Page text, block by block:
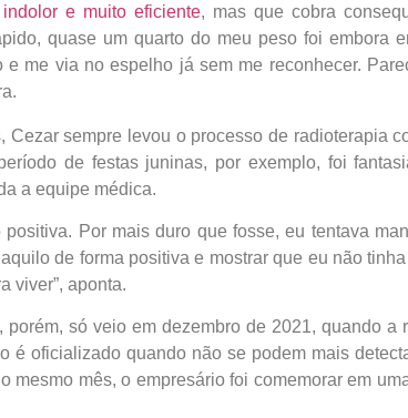
e muito eficiente, mas que cobra
quase um quarto do meu peso foi embora
e me via no espelho já sem me reconhecer.
Cezar sempre levou o processo de radioterapia
de festas juninas, por exemplo, foi
a equipe médica.
positiva. Por mais duro que fosse, eu tentava
de forma positiva e mostrar que eu não
viver”, aponta.
porém, só veio em dezembro de 2021, quando a
é oficializado quando não se podem mais
mesmo mês, o empresário foi comemorar em